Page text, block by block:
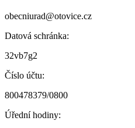
obecniurad@otovice.cz
Datová schránka:
32vb7g2
Číslo účtu:
800478379/0800
Úřední hodiny: